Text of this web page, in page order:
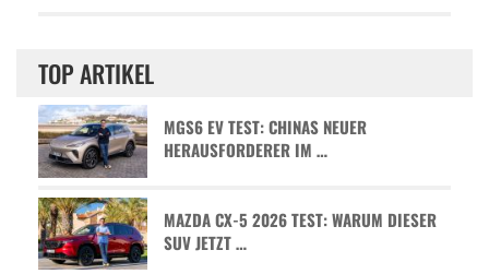
TOP ARTIKEL
MGS6 EV TEST: CHINAS NEUER
HERAUSFORDERER IM …
MAZDA CX-5 2026 TEST: WARUM DIESER
SUV JETZT …